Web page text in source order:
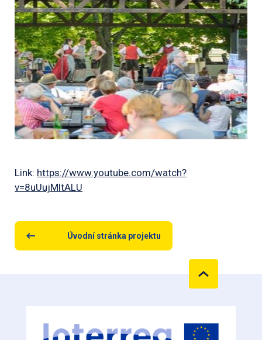
Link: https://www.youtube.com/watch?
v=8uUujMltALU
Úvodní stránka projektu